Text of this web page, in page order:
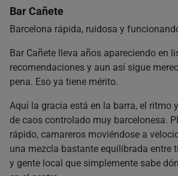
Bar Cañete
Barcelona rápida, ruidosa y
Bar Cañete lleva años apareciendo en
recomendaciones y aun así sigue
pena. Eso ya tiene mérito.
Aquí la gracia está en la barra, el ritmo
de caos controlado muy barcelonesa.
rápido, camareros moviéndose a
una mezcla bastante equilibrada entre
y gente local que simplemente sabe